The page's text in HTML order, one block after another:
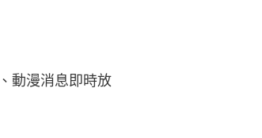
動漫消息即時放